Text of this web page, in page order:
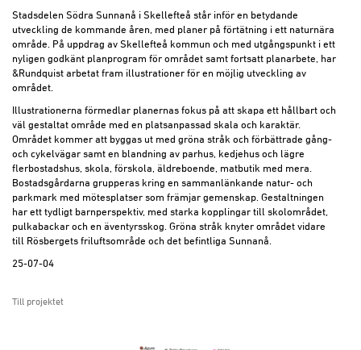
Stadsdelen Södra Sunnanå i Skellefteå står inför en betydande
utveckling de kommande åren, med planer på förtätning i ett naturnära
område. På uppdrag av Skellefteå kommun och med utgångspunkt i ett
nyligen godkänt planprogram för området samt fortsatt planarbete, har
&Rundquist arbetat fram illustrationer för en möjlig utveckling av
området.
Illustrationerna förmedlar planernas fokus på att skapa ett hållbart och
väl gestaltat område med en platsanpassad skala och karaktär.
Området kommer att byggas ut med gröna stråk och förbättrade gång-
och cykelvägar samt en blandning av parhus, kedjehus och lägre
flerbostadshus, skola, förskola, äldreboende, matbutik med mera.
Bostadsgårdarna grupperas kring en sammanlänkande natur- och
parkmark med mötesplatser som främjar gemenskap. Gestaltningen
har ett tydligt barnperspektiv, med starka kopplingar till skolområdet,
pulkabackar och en äventyrsskog. Gröna stråk knyter området vidare
till Rösbergets friluftsområde och det befintliga Sunnanå.
25-07-04
Till projektet